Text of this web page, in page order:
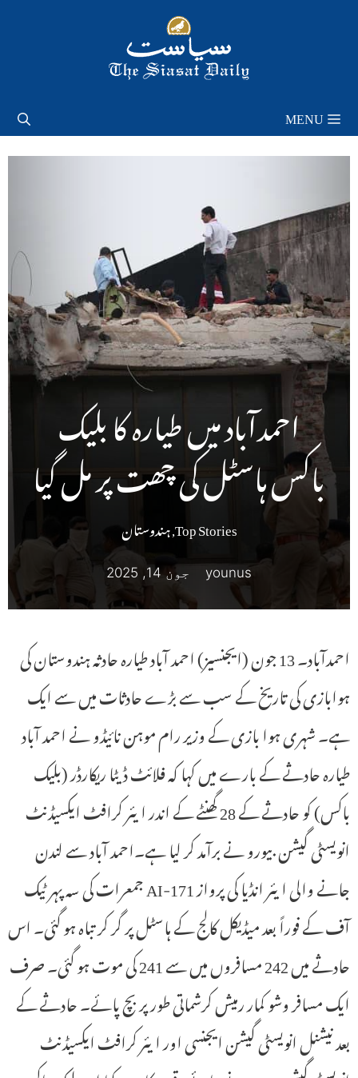
MENU
احمدآباد میں طیارہ کا بلیک
باکس ہاسٹل کی چھت پر مل گیا
Top Stories
,ہندوستان
younus جون 14, 2025
احمدآباد۔ 13 جون (ایجنسیز) احمد آباد طیارہ حادثہ ہندوستان کی
ہوابازی کی تاریخ کے سب سے بڑے حادثات میں سے ایک
ہے۔ شہری ہوا بازی کے وزیر رام موہن نائیڈو نے احمد آباد
طیارہ حادثے کے بارے میں کہا کہ فلائٹ ڈیٹا ریکارڈر (بلیک
باکس) کو حادثے کے 28 گھنٹے کے اندر ایئر کرافٹ ایکسیڈنٹ
انویسٹی گیشن بیورو نے برآمد کر لیا ہے۔احمد آباد سے لندن
جانے والی ایئر انڈیا کی پرواز AI-171 جمعرات کی سہ پہر ٹیک
آف کے فوراً بعد میڈیکل کالج کے ہاسٹل پر گر کر تباہ ہو گئی۔ اس
حادثے میں 242 مسافروں میں سے 241 کی موت ہو گئی۔ صرف
ایک مسافر وشو کمار رمیش کرشماتی طور پر بچ پائے۔ حادثے کے
بعد نیشنل انویسٹی گیشن ایجنسی اور ایئر کرافٹ ایکسیڈنٹ